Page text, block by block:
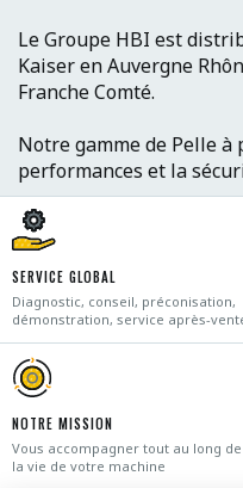
Le Groupe HBI est
Kaiser en Auvergne
Franche Comté.
Notre gamme de Pelle
performances et la
SERVICE GLOBAL
Diagnostic, conseil, préconisation,
démonstration, service après-
NOTRE MISSION
Vous accompagner tout au long de
la vie de votre machine